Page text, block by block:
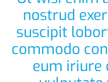
nostrud
suscipit
commodo
eum iriure